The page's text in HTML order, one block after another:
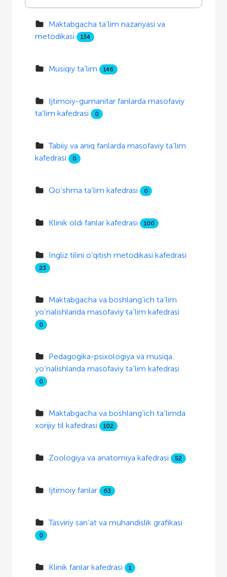
Maktabgacha ta’lim nazariyasi va
metodikasi
134
Musiqiy ta’lim 146
Ijtimoiy-gumanitar fanlarda masofaviy
ta’lim kafedrasi
0
Tabiiy va aniq fanlarda masofaviy ta’lim
kafedrasi
0
Qo‘shma ta’lim kafedrasi 0
Klinik oldi fanlar kafedrasi 100
Ingliz tilini o‘qitish metodikasi kafedrasi
23
Maktabgacha va boshlang‘ich ta’lim
yo‘nalishlarida masofaviy ta’lim kafedrasi
0
Pedagogika-psixologiya va musiqa
yo‘nalishlarida masofaviy ta’lim kafedrasi
0
Maktabgacha va boshlang‘ich ta’limda
xorijiy til kafedrasi
102
Zoologiya va anatomiya kafedrasi 52
Ijtimoiy fanlar 63
Tasviriy san’at va muhandislik grafikasi
0
Klinik fanlar kafedrasi 1